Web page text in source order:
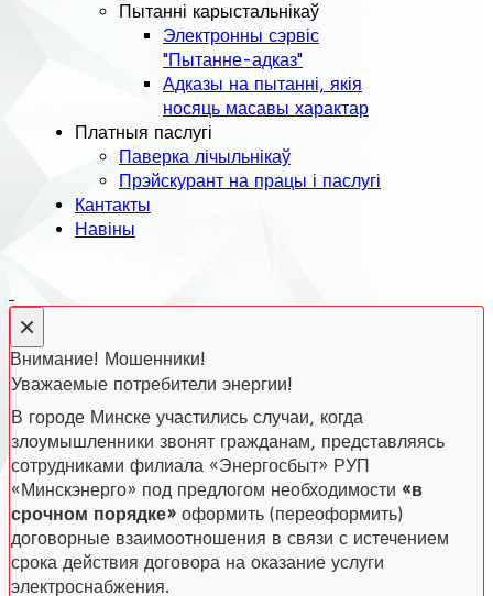
Пытанні карыстальнікаў
Электронны сэрвіс
"Пытанне-адказ"
Адказы на пытанні, якія
носяць масавы характар
Платныя паслугі
Паверка лічыльнікаў
Прэйскурант на працы і паслугі
Кантакты
Навіны
×
Внимание! Мошенники!
Уважаемые потребители энергии!
В городе Минске участились случаи, когда
злоумышленники звонят гражданам, представляясь
сотрудниками филиала «Энергосбыт» РУП
«Минскэнерго» под предлогом необходимости «в
срочном порядке» оформить (переоформить)
договорные взаимоотношения в связи с истечением
срока действия договора на оказание услуги
электроснабжения.